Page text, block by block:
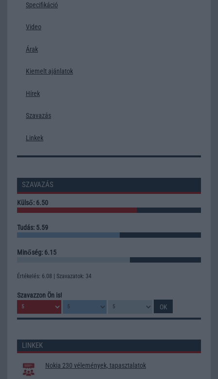
Specifikáció
Video
Árak
Kiemelt ajánlatok
Hírek
Szavazás
Linkek
SZAVAZÁS
Külső: 6.50
Tudás: 5.59
Minőség: 6.15
Értékelés: 6.08 | Szavazatok: 34
Szavazzon Ön is!
LINKEK
Nokia 230 vélemények, tapasztalatok